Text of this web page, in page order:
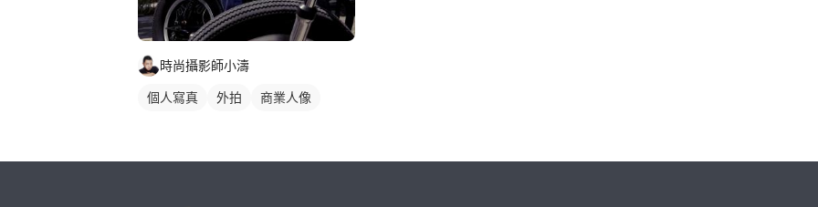
時尚攝影師小濤
個人寫真 外拍 商業人像